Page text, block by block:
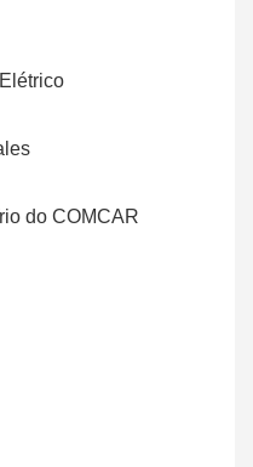
do COMCAR